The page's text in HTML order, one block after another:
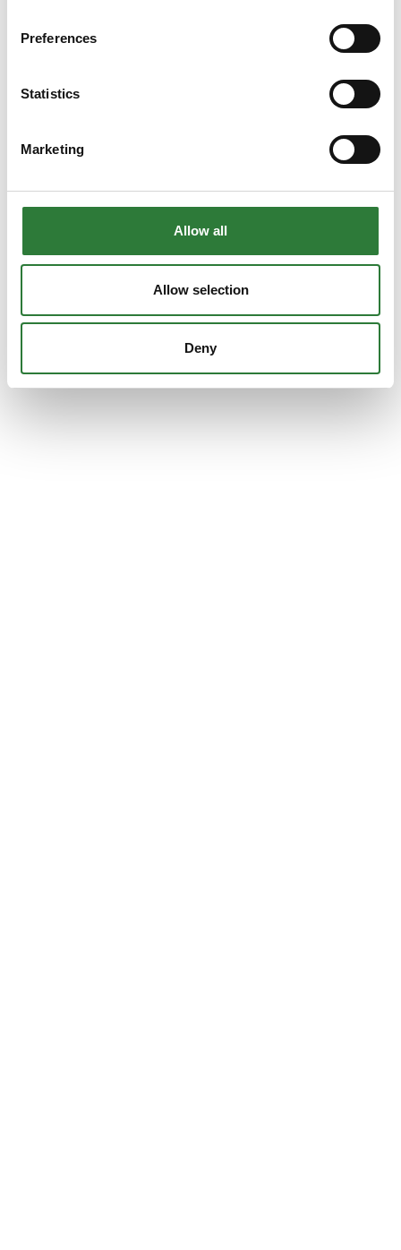
Preferences
Statistics
Marketing
Allow all
Allow selection
Deny